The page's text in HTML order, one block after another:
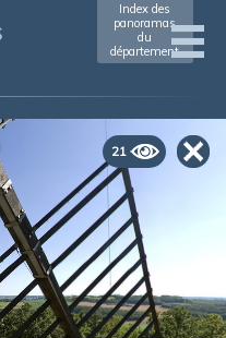
Index des
panoramas
du
département
21